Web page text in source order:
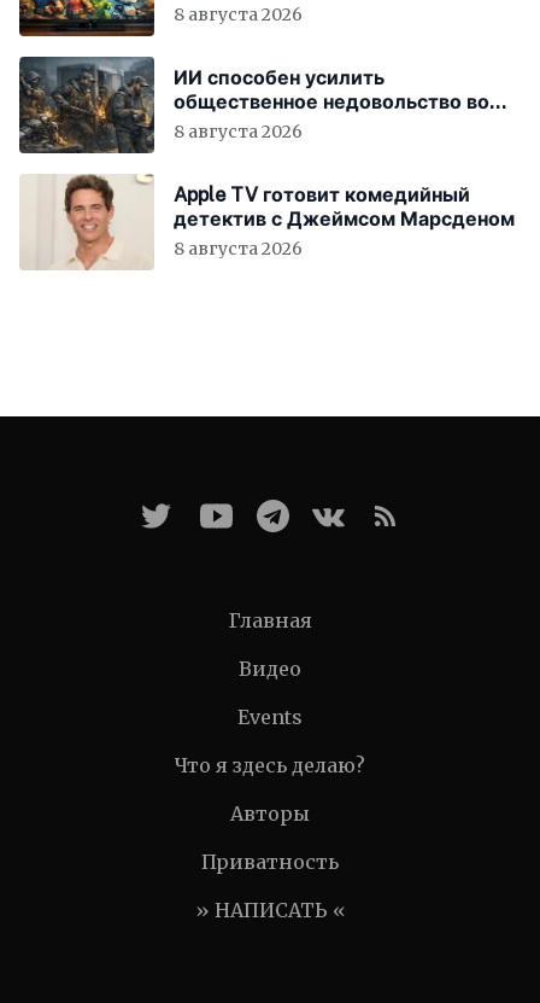
8 августа 2026
ИИ способен усилить
общественное недовольство во
всём мире
8 августа 2026
Apple TV готовит комедийный
детектив с Джеймсом Марсденом
8 августа 2026
Главная
Видео
Events
Что я здесь делаю?
Авторы
Приватность
» НАПИСАТЬ «